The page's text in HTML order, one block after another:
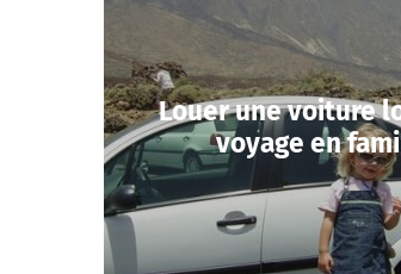
Louer une voiture
voyage en